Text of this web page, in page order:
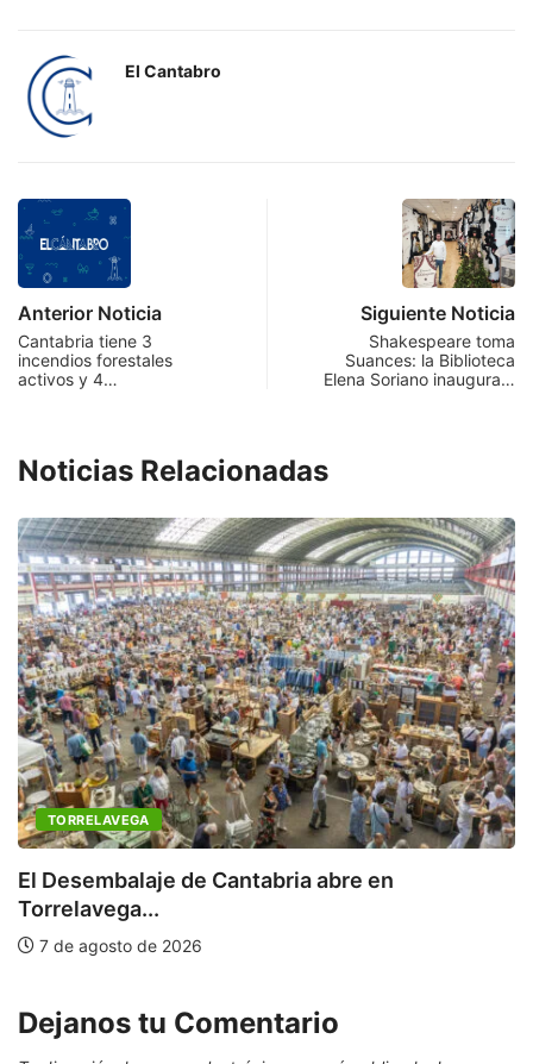
El Cantabro
Anterior Noticia
Cantabria tiene 3
incendios forestales
activos y 4…
Siguiente Noticia
Shakespeare toma
Suances: la Biblioteca
Elena Soriano inaugura…
Noticias Relacionadas
TORRELAVEGA
El Desembalaje de Cantabria abre en
Torrelavega...
7 de agosto de 2026
Dejanos tu Comentario